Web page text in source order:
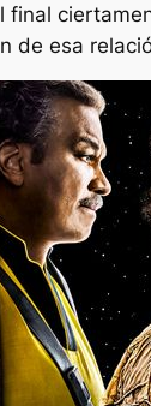
final
de esa